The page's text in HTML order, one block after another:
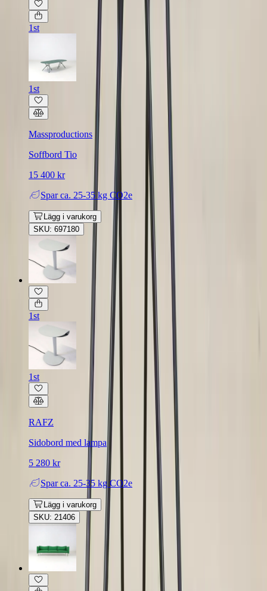
1st
1st
Massproductions
Soffbord Tio
15 400 kr
Spar ca. 25-35 kg CO2e
Lägg i varukorg
SKU: 697180
1st
1st
RAFZ
Sidobord med lampa
5 280 kr
Spar ca. 25-35 kg CO2e
Lägg i varukorg
SKU: 21406